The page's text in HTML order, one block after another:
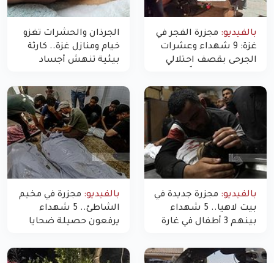
بالفيديو: مجزرة الفجر في
غزة: 9 شهداء وعشرات
الجرحى بقصف احتلالي
الجرذان والحشرات تغزو
خيام ومنازل غزة.. كارثة
بيئية تنهش أجساد
بالفيديو: مجزرة جديدة في
بيت لاهيا.. 5 شهداء
بينهم 3 أطفال في غارة
غزة
بالفيديو: مجزرة في مخيم
الشاطئ.. 5 شهداء
يرفعون حصيلة ضحايا